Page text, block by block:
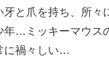
と爪を持ち、所々
年…ミッキーマウス
に禍々しい…